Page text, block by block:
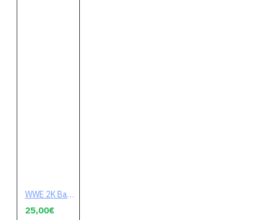
WWE 2K Battlegrounds (digitálny kód)
25,00€